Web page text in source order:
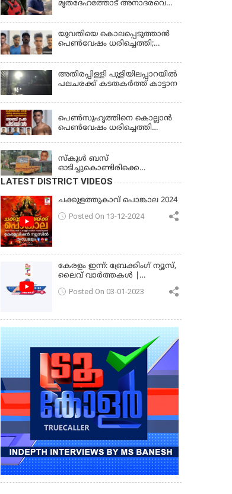
ജാമ്യാപേക്ഷ തള്ളി
മൃതദേഹത്തോട് അനാദരവെന്ന്
ക്രമീകരണത്തില്‍ ഗുരുതര
വീഴ്ച; മൃതദേഹം ചാവക്കാട്
വരെ എത്തിച്ചത് ഫ്രീസര്‍
സംവിധാനം ഇല്ലാതെയെന്നും
ആരോപണം
യുവതിയെ കൊലപ്പെടുത്താൻ
പെൺവേഷം ധരിച്ചെത്തി;
അതിരപ്പിള്ളി പുളിയിലപ്പാറയിൽ
പലചരക്ക് കടതകർത്ത് കാട്ടാന
പെണ്‍സുഹൃത്തിനെ കൊല്ലാന്‍
പെണ്‍വേഷം ധരിച്ചെത്തി
സ്കൂൾ ബസ്
ഓടിച്ചുകൊണ്ടിരിക്കെ
ഡ്രൈവർക്ക് ഹൃദയാഘാതം;
ബസ് കെട്ടിടത്തിൽ ഇടിച്ചുനിന്നു;
ഡ്രൈവർ മരിച്ചു, രണ്ട്
കുട്ടികൾക്ക് പരിക്ക്
LATEST DISTRICT VIDEOS
ചക്കുളത്തുകാവ് പൊങ്കാല 2024
Posted On 13-12-2024
കേരളം ഇന്ന്: ബ്രേക്കിംഗ് ന്യൂസ്,
ലൈവ് വാർത്തകൾ |
Posted On 03-01-2023